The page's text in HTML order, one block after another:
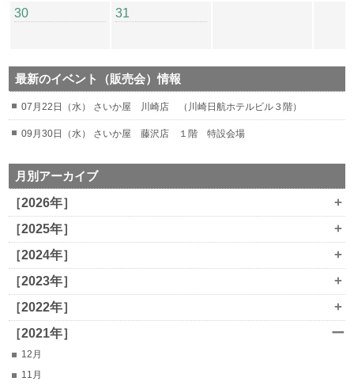
30 31
最新のイベント（販売会）情報
07月22日（水） さいか屋 川崎店 （川崎日航ホテルビル３階）
09月30日（水） さいか屋 藤沢店 １階 特設会場
月別アーカイブ
［2026年］
+
［2025年］ +
［2024年］ +
［2023年］ +
［2022年］ +
［2021年］ ー
12月
11月